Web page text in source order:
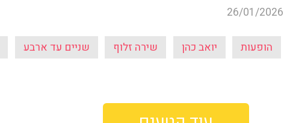
26/01/2026
הופעות יואב כהן שירה זלוף שניים עד ארבע